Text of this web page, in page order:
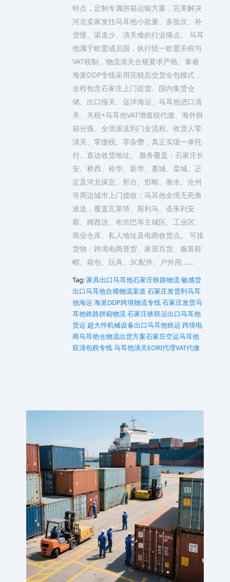
特点，定制专属拼箱运输方案，完美解决
河北卖家发往马耳他小批量、多批次、补
货慢、渠道少、清关难的行业痛点。 马耳
他属于欧盟成员国，执行统一欧盟关税与
VAT税制，物流清关合规要求严格。泰睿
海派DDP专线采用完税后交货全包模式，
全程包含石家庄上门提货、国内集货仓
储、出口报关、远洋海运、马耳他进口清
关、关税+马耳他VAT增值税代缴、海外拆
箱分拣、全境派送到门全流程。收货人零
清关、零缴税、零杂费，真正实现一单托
付、直达收货地址。 服务覆盖：石家庄长
安、桥西、裕华、新华、藁城、栾城、正
定及河北保定、邢台、邯郸、衡水、沧州
等周边城市上门揽收；马耳他全境无死角
派送，覆盖瓦莱塔、斯利马、圣朱利安
斯、姆西达、布吉巴等主城区、工业区、
商业仓库、私人地址及电商收货点。 可接
货物：跨境电商普货、家居百货、服装鞋
帽、箱包、玩具、3C配件、户外用……
Tag:家具出口马耳他石家庄铁路物流敏感货
出口马耳他合规物流渠道 石家庄发货到马耳
他海运 海派DDP跨境物流专线石家庄发货马
耳他铁路拼箱物流石家庄铁联运出口马耳他
货运 超大件机械设备出口马耳他铁运跨境电
商马耳他仓物流出货方案石家庄空运马耳他
双清包税专线马耳他清关EORI代理VAT代缴